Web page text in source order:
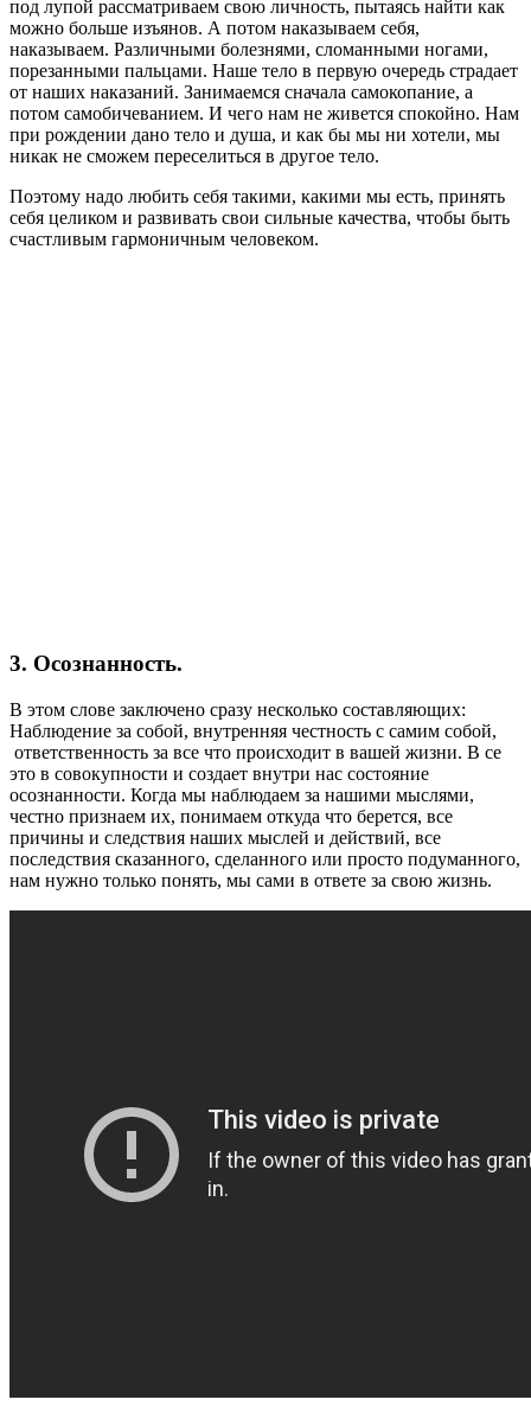
под лупой рассматриваем свою личность, пытаясь найти как
можно больше изъянов. А потом наказываем себя,
наказываем. Различными болезнями, сломанными ногами,
порезанными пальцами. Наше тело в первую очередь страдает
от наших наказаний. Занимаемся сначала самокопание, а
потом самобичеванием. И чего нам не живется спокойно. Нам
при рождении дано тело и душа, и как бы мы ни хотели, мы
никак не сможем переселиться в другое тело.
Поэтому надо любить себя такими, какими мы есть, принять
себя целиком и развивать свои сильные качества, чтобы быть
счастливым гармоничным человеком.
3. Осознанность.
В этом слове заключено сразу несколько составляющих:
Наблюдение за собой, внутренняя честность с самим собой,
ответственность за все что происходит в вашей жизни. В се
это в совокупности и создает внутри нас состояние
осознанности. Когда мы наблюдаем за нашими мыслями,
честно признаем их, понимаем откуда что берется, все
причины и следствия наших мыслей и действий, все
последствия сказанного, сделанного или просто подуманного,
нам нужно только понять, мы сами в ответе за свою жизнь.